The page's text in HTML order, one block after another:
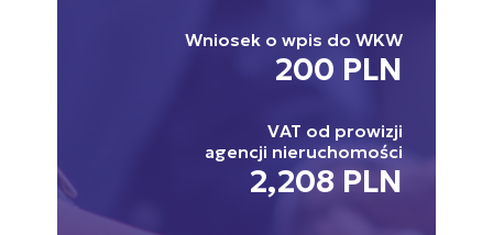
Wniosek o wpis do WKW
200 PLN
VAT od prowizji
agencji nieruchomości
2,208 PLN